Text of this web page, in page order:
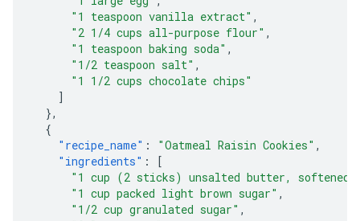
"1 teaspoon vanilla extract" ,
"2 1/4 cups all-purpose flour" ,
"1 teaspoon baking soda" ,
"1/2 teaspoon salt" ,
"1 1/2 cups chocolate chips"
]
},
{
"recipe_name" : "Oatmeal Raisin Cookies" ,
"ingredients" :
[
"1 cup (2 sticks) unsalted butter, softened"
"1 cup packed light brown sugar" ,
"1/2 cup granulated sugar" ,